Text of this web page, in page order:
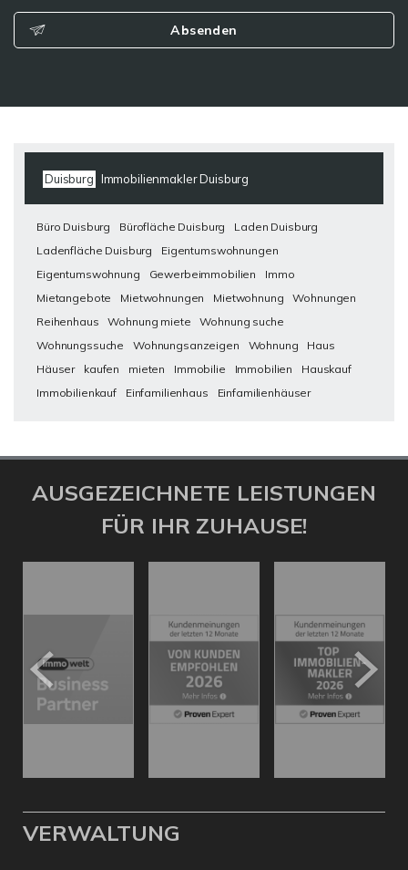
Absenden
Duisburg Immobilienmakler Duisburg
Büro Duisburg Bürofläche Duisburg
Laden Duisburg
Ladenfläche Duisburg
Eigentumswohnungen
Eigentumswohnung
Gewerbeimmobilien
Immo
Mietangebote
Mietwohnungen Mietwohnung
Wohnungen
Reihenhaus
Wohnung miete
Wohnung suche
Wohnungssuche
Wohnungsanzeigen Wohnung
Haus
Häuser
kaufen mieten Immobilie Immobilien
Hauskauf
Immobilienkauf
Einfamilienhaus Einfamilienhäuser
AUSGEZEICHNETE LEISTUNGEN
FÜR IHR ZUHAUSE!
VERWALTUNG